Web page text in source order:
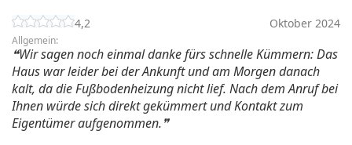
4,2 Oktober 2024
Allgemein:
Wir sagen noch einmal danke fürs schnelle Kümmern: Das
Haus war leider bei der Ankunft und am Morgen danach
kalt, da die Fußbodenheizung nicht lief. Nach dem Anruf bei
Ihnen würde sich direkt gekümmert und Kontakt zum
Eigentümer aufgenommen.